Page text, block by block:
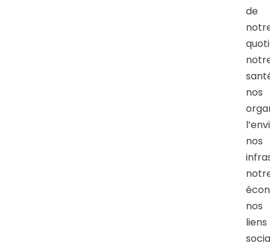
de
nos
nos
nos
liens